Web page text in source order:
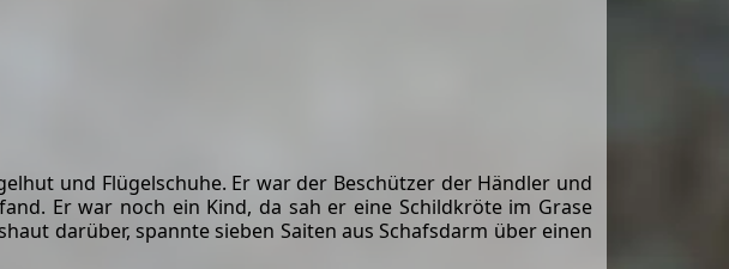
und Flügelschuhe. Er war der Beschützer der Händler und
Er war noch ein Kind, da sah er eine Schildkröte im Grase
darüber, spannte sieben Saiten aus Schafsdarm über einen